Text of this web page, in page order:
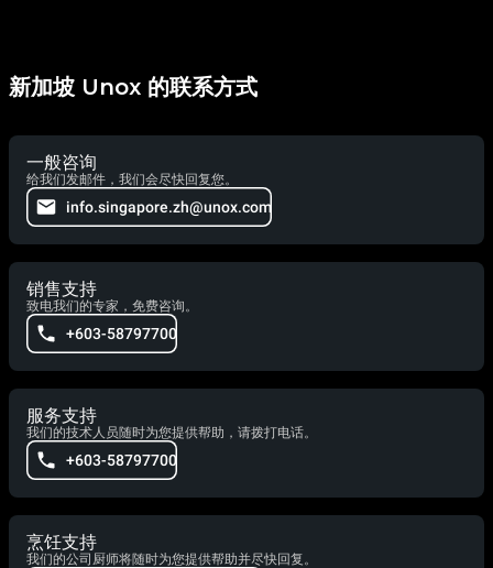
新加坡 Unox 的联系方式
一般咨询
给我们发邮件，我们会尽快回复您。
info.singapore.zh@unox.com
销售支持
致电我们的专家，免费咨询。
+603-58797700
服务支持
我们的技术人员随时为您提供帮助，请拨打电话。
+603-58797700
烹饪支持
我们的公司厨师将随时为您提供帮助并尽快回复。